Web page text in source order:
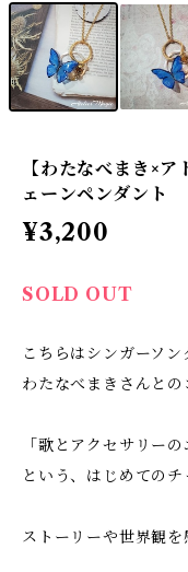
【わたなべまき×
ェーンペンダント
¥3,200
SOLD OUT
こちらはシンガーソン
わたなべまきさんとの
「歌とアクセサリー
という、はじめての
ストーリーや世界観